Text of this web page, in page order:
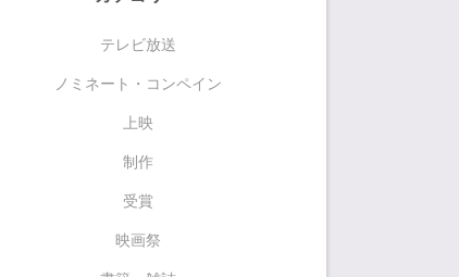
テレビ放送
ノミネート・コンペイン
上映
制作
受賞
映画祭